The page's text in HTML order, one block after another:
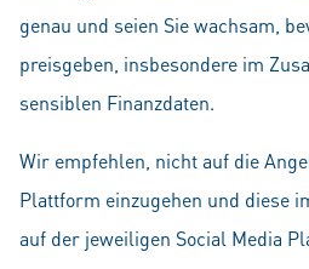
genau und seien Sie wachsam,
preisgeben, insbesondere im
sensiblen Finanzdaten.
Wir empfehlen, nicht auf die
Plattform einzugehen und diese
auf der jeweiligen Social Media